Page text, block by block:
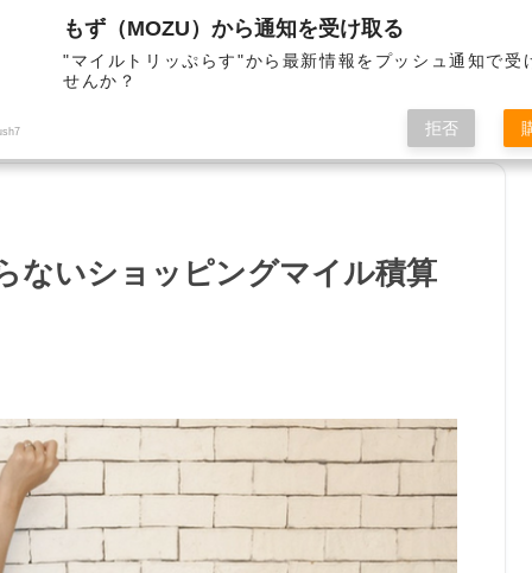
サイト管理者
ないショッピングマイル積算
もず（MOZU）から通知を受け取る
"マイルトリッぷらす"から最新情報をプッシュ通知で受
せんか？
拒否